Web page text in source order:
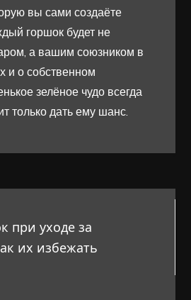
вы сами создаёте
горшок будет не
а вашим союзником в
и о собственном
зелёное чудо всегда
только дать ему шанс.
при уходе за
их избежать